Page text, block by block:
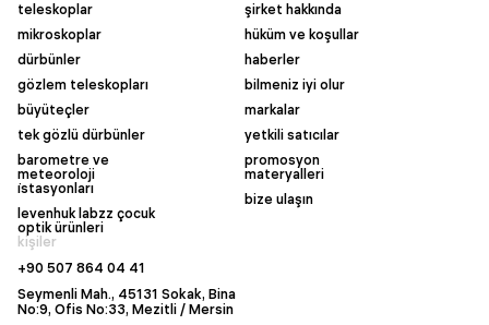
teleskoplar
mikroskoplar
dürbünler
gözlem teleskopları
büyüteçler
tek gözlü dürbünler
barometre ve
meteoroloji
i̇stasyonları
levenhuk labzz çocuk
optik ürünleri
şirket hakkında
hüküm ve koşullar
haberler
bilmeniz iyi olur
markalar
yetkili satıcılar
promosyon
materyalleri
bize ulaşın
kişiler
+90 507 864 04 41
Seymenli Mah., 45131 Sokak, Bina
No:9, Ofis No:33, Mezitli / Mersin